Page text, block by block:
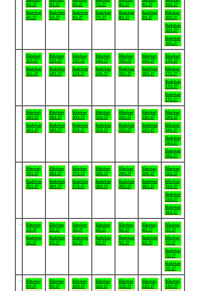
4/1-27
Badviken
4/1-27
5/1-27
Badviken
5/1-27
6/1-27
Badviken
6/1-27
7/1-27
Badviken
7/1-27
8/1-27
Badviken
8/1-27
9/1-27
Badviken
9/1-27
10/1-27
Båtviken
10/1-27
Badviken
10/1-27
Badviken
10/1-27
Båtviken
11/1-27
Badviken
11/1-27
Båtviken
12/1-27
Badviken
12/1-27
Båtviken
13/1-27
Badviken
13/1-27
Båtviken
14/1-27
Badviken
14/1-27
Båtviken
15/1-27
Badviken
15/1-27
Båtviken
16/1-27
Badviken
16/1-27
Båtviken
17/1-27
Båtviken
17/1-27
Badviken
17/1-27
Badviken
17/1-27
Båtviken
18/1-27
Badviken
18/1-27
Båtviken
19/1-27
Badviken
19/1-27
Båtviken
20/1-27
Badviken
20/1-27
Båtviken
21/1-27
Badviken
21/1-27
Båtviken
22/1-27
Badviken
22/1-27
Båtviken
23/1-27
Badviken
23/1-27
Båtviken
24/1-27
Båtviken
24/1-27
Badviken
24/1-27
Badviken
24/1-27
Båtviken
25/1-27
Badviken
25/1-27
Båtviken
26/1-27
Badviken
26/1-27
Båtviken
27/1-27
Badviken
27/1-27
Båtviken
28/1-27
Badviken
28/1-27
Båtviken
29/1-27
Badviken
29/1-27
Båtviken
30/1-27
Badviken
30/1-27
Båtviken
31/1-27
Båtviken
31/1-27
Badviken
31/1-27
Badviken
31/1-27
Båtviken
1/2-27
Badviken
1/2-27
Båtviken
2/2-27
Badviken
2/2-27
Båtviken
3/2-27
Badviken
3/2-27
Båtviken
4/2-27
Badviken
4/2-27
Båtviken
5/2-27
Badviken
5/2-27
Båtviken
6/2-27
Badviken
6/2-27
Båtviken
7/2-27
Båtviken
7/2-27
Badviken
7/2-27
Badviken
7/2-27
Båtviken
8/2-27
Båtviken
9/2-27
Båtviken
10/2-27
Båtviken
11/2-27
Båtviken
12/2-27
Båtviken
13/2-27
Båtviken
14/2-27